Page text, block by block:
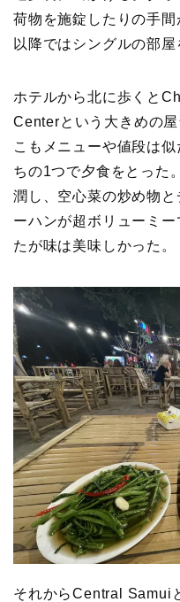
荷物を施錠したりの手
以降ではシングルの部屋
ホテルから北に歩くと
Centerという大きめの
こもメニューや値段は
ちの1つで夕食をとった
潤し、空心菜の炒め物
ーハンが超ボリューミ
たが味は美味しかった。
それからCentral Samui